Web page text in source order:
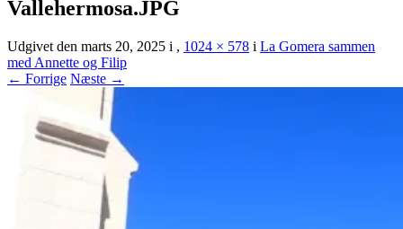
Vallehermosa.JPG
Udgivet den marts 20, 2025 i , 1024 × 578 i La Gomera sammen
med Annette og Filip
← Forrige Næste →